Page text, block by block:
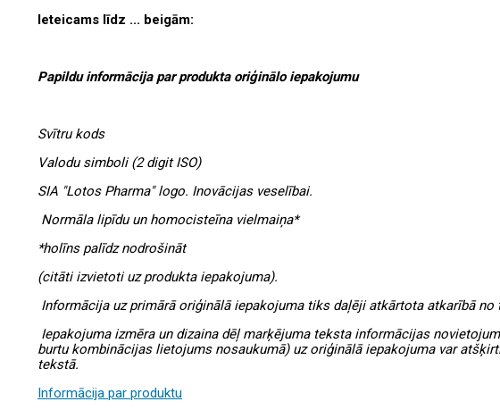
Ieteicams līdz ... beigām:
Papildu informācija par produkta oriģinālo iepakojumu
Svītru kods
Valodu simboli (2 digit ISO)
SIA "Lotos Pharma" logo. Inovācijas veselībai.
Normāla lipīdu un homocisteīna vielmaiņa*
*holīns palīdz nodrošināt
(citāti izvietoti uz produkta iepakojuma).
Informācija uz primārā oriģinālā iepakojuma tiks daļēji atkārtota atkarībā no
Iepakojuma izmēra un dizaina dēļ marķējuma teksta informācijas
burtu kombinācijas lietojums nosaukumā) uz oriģinālā iepakojuma var
tekstā.
Informācija par produktu